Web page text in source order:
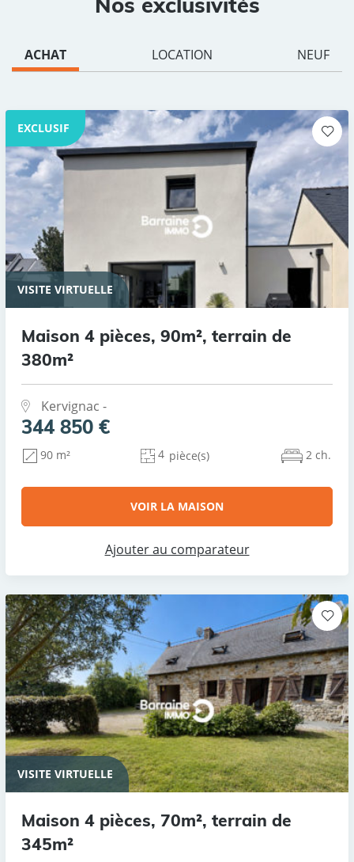
ACHAT LOCATION NEUF
EXCLUSIF
VISITE VIRTUELLE
Maison 4 pièces, 90m², terrain de
380m²
Kervignac -
344 850 €
90 m² 4 pièce(s) 2 ch.
VOIR LA MAISON
Ajouter au comparateur
VISITE VIRTUELLE
Maison 4 pièces, 70m², terrain de
345m²